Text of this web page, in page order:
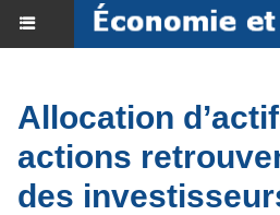
Allocation
actions
des